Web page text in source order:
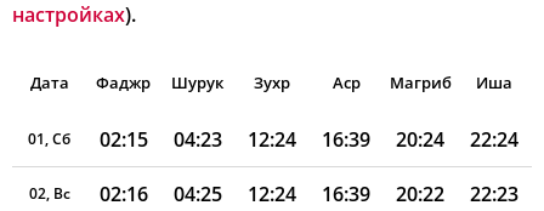
настройках).
Дата Фаджр Шурук Зухр Аср Магриб Иша
01, Сб 02:15 04:23 12:24 16:39 20:24 22:24
02, Вс 02:16 04:25 12:24 16:39 20:22 22:23